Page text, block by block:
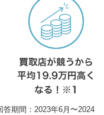
期間：2023年6月〜2024